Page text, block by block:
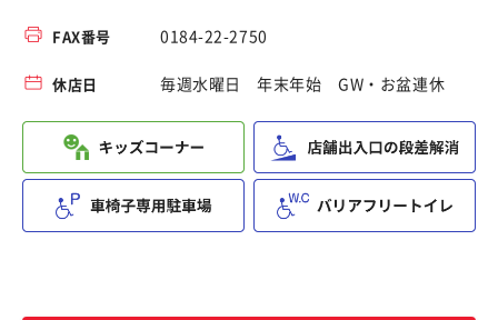
FAX番号 0184-22-2750
休店日 毎週水曜日 年末年始 GW・お盆連休